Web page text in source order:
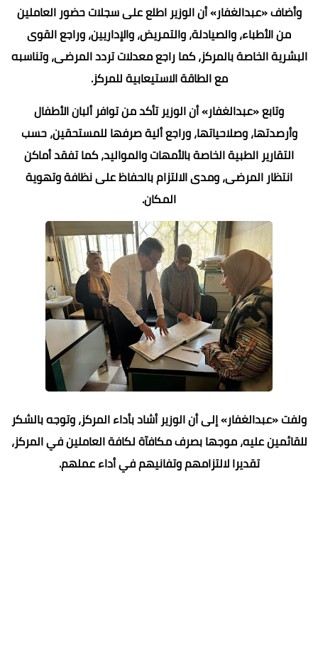
وأضاف «عبدالغفار» أن الوزير اطلع على سجلات حضور العاملين
من الأطباء، والصيادلة، والتمريض، والإداريين، وراجع القوى
البشرية الخاصة بالمركز، كما راجع معدلات تردد المرضى، وتناسبه
مع الطاقة الاستيعابية للمركز.
وتابع «عبدالغفار» أن الوزير تأكد من توافر ألبان الأطفال
وأرصدتها، وصلاحياتها، وراجع ألية صرفها للمستحقين، حسب
التقارير الطبية الخاصة بالأمهات والمواليد، كما تفقد أماكن
انتظار المرضى، ومدى الالتزام بالحفاظ على نظافة وتهوية
المكان.
ولفت «عبدالغفار» إلى أن الوزير أشاد بأداء المركز، وتوجه بالشكر
للقائمين عليه، موجها بصرف مكافآة لكافة العاملين في المركز،
تقديرا لالتزامهم وتفانيهم في أداء عملهم.